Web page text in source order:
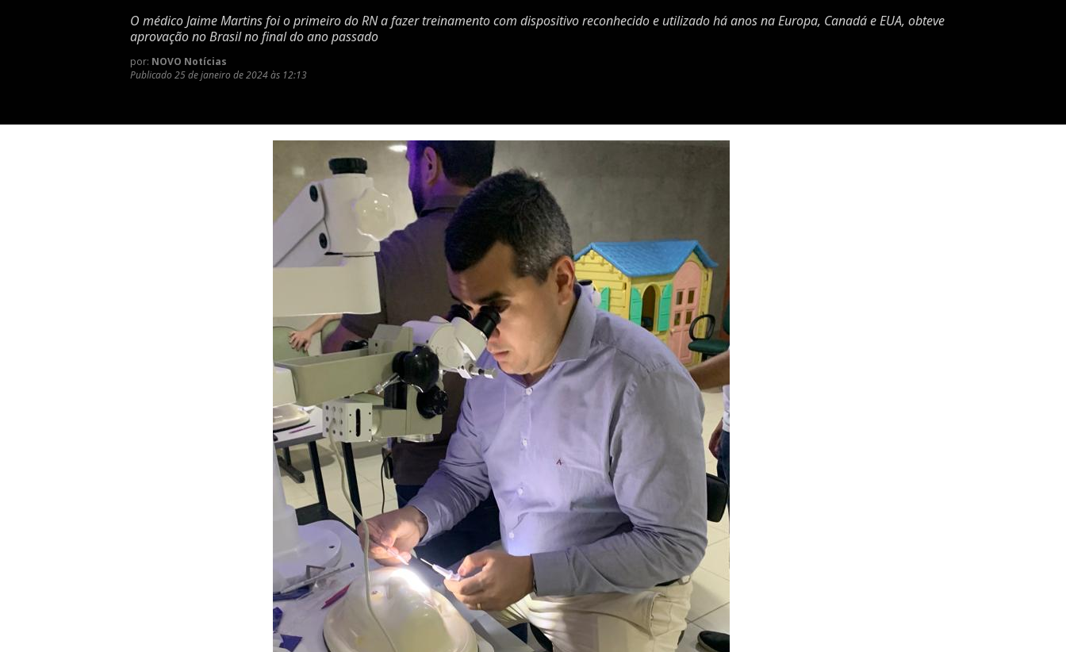
O médico Jaime Martins foi o primeiro do RN a fazer treinamento com dispositivo reconhecido e utilizado há anos na Europa, Canadá e EUA, obteve
aprovação no Brasil no final do ano passado
por: NOVO Notícias
Publicado 25 de janeiro de 2024 às 12:13